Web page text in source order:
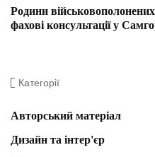
Родини
фахові консультації у
Категорії
Авторський матеріал
Дизайн та інтер'єр